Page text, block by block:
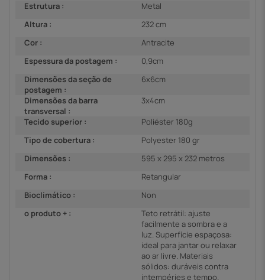
Estrutura :
Metal
Altura :
232 cm
Cor :
Antracite
Espessura da postagem :
0,9cm
Dimensões da seção de
postagem :
6x6cm
Dimensões da barra
transversal :
3x4cm
Tecido superior :
Poliéster 180g
Tipo de cobertura :
Polyester 180 gr
Dimensões :
595 x 295 x 232 metros
Forma :
Retangular
Bioclimático :
Non
o produto + :
Teto retrátil: ajuste
facilmente a sombra e a
luz. Superfície espaçosa:
ideal para jantar ou relaxar
ao ar livre. Materiais
sólidos: duráveis contra
intempéries e tempo.